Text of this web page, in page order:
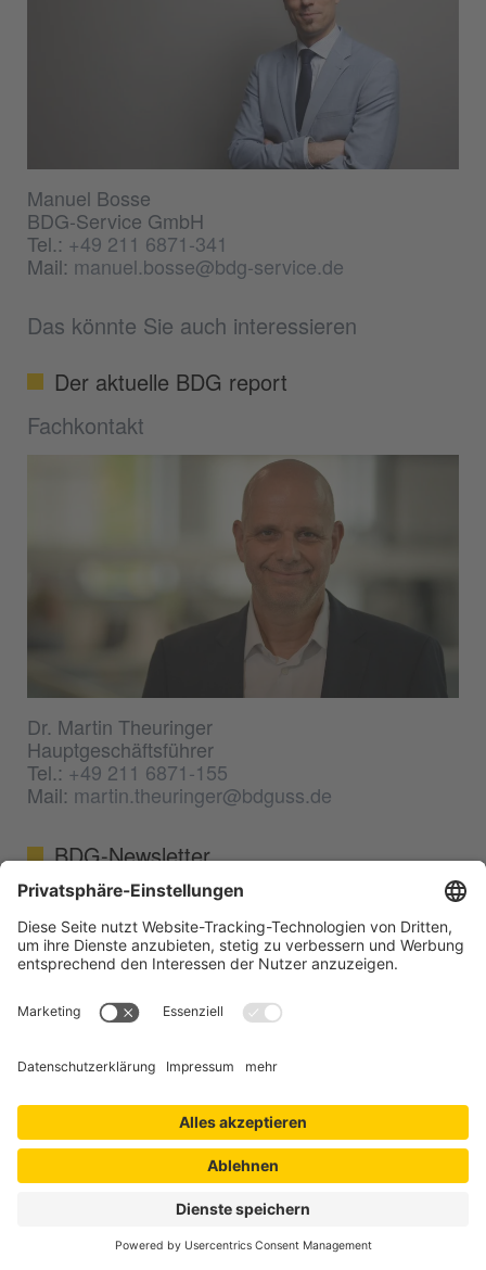
Manuel Bosse
BDG-Service GmbH
Tel.: +49 211 6871-341
Mail: manuel.bosse@bdg-service.de
Das könnte Sie auch interessieren
Der aktuelle BDG report
Fachkontakt
Dr. Martin Theuringer
Hauptgeschäftsführer
Tel.:+49 211 6871-155
Mail: martin.theuringer@bdguss.de
BDG-Newsletter
Verpassen Sie keine Neuigkeiten aus der
Branche mehr. Von Informationen zur
Entwicklung in den einzelnen Werkstoffbereichen
über Nachrichten aus den Partnerverbänden
(ArGeZ, WVM, BDI, etc.) bishin zur